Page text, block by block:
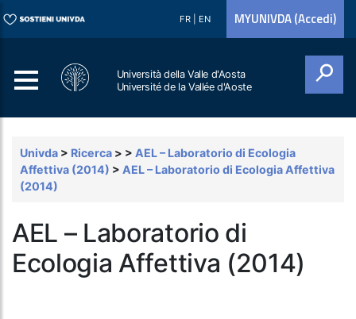
FR EN MYUNIVDA (Accedi)
Università della Valle d'Aosta
Université de la Vallée d'Aoste
Univda > Ricerca > > AEL – Laboratorio di Ecologia
Affettiva (2014) > AEL – Laboratorio di Ecologia Affettiva
(2014)
AEL – Laboratorio di
Ecologia Affettiva (2014)